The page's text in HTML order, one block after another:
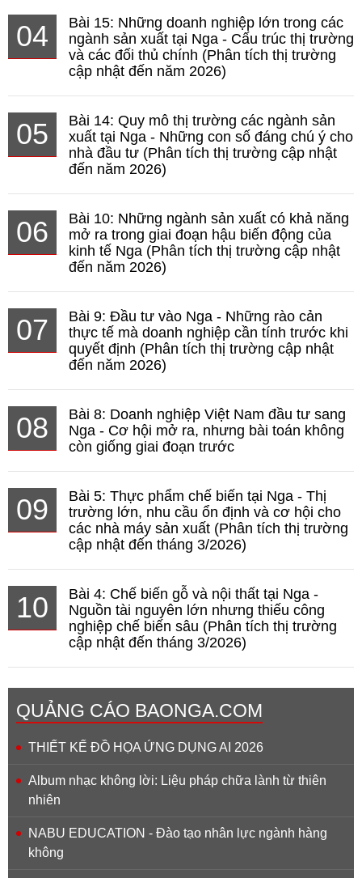
04
Bài 15: Những doanh nghiệp lớn trong các
ngành sản xuất tại Nga - Cấu trúc thị trường
và các đối thủ chính (Phân tích thị trường
cập nhật đến năm 2026)
05
Bài 14: Quy mô thị trường các ngành sản
xuất tại Nga - Những con số đáng chú ý cho
nhà đầu tư (Phân tích thị trường cập nhật
đến năm 2026)
06
Bài 10: Những ngành sản xuất có khả năng
mở ra trong giai đoạn hậu biến động của
kinh tế Nga (Phân tích thị trường cập nhật
đến năm 2026)
07
Bài 9: Đầu tư vào Nga - Những rào cản
thực tế mà doanh nghiệp cần tính trước khi
quyết định (Phân tích thị trường cập nhật
đến năm 2026)
08
Bài 8: Doanh nghiệp Việt Nam đầu tư sang
Nga - Cơ hội mở ra, nhưng bài toán không
còn giống giai đoạn trước
09
Bài 5: Thực phẩm chế biến tại Nga - Thị
trường lớn, nhu cầu ổn định và cơ hội cho
các nhà máy sản xuất (Phân tích thị trường
cập nhật đến tháng 3/2026)
10
Bài 4: Chế biến gỗ và nội thất tại Nga -
Nguồn tài nguyên lớn nhưng thiếu công
nghiệp chế biến sâu (Phân tích thị trường
cập nhật đến tháng 3/2026)
QUẢNG CÁO BAONGA.COM
THIẾT KẾ ĐỒ HỌA ỨNG DỤNG AI 2026
Album nhạc không lời: Liệu pháp chữa lành từ thiên
nhiên
NABU EDUCATION - Đào tạo nhân lực ngành hàng
không